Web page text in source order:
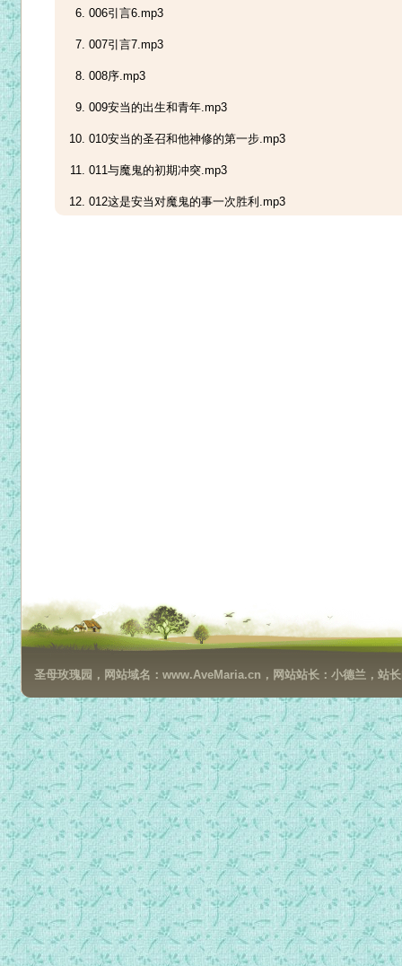
006引言6.mp3
007引言7.mp3
008序.mp3
009安当的出生和青年.mp3
010安当的圣召和他神修的第一步.mp3
011与魔鬼的初期冲突.mp3
012这是安当对魔鬼的事一次胜利.mp3
025安当对隐修士的训话10.mp3
026安当对隐修士的训话11.mp3
027安当对隐修士的训话12.mp3
028安当对隐修士的训话13.mp3
029安当对隐修士的训话14.mp3
030安当对隐修士的训话15.mp3
031安当对隐修士的训话16.mp3
032安当对隐修士的训话17.mp3
033安当对隐修士的训话18.mp3
034安当对隐修士的训话19.mp3
圣母玫瑰园，网站域名：www.AveMaria.cn，网站站长：小德兰，